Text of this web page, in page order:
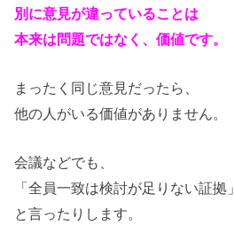
別に意見が違っていることは
本来は問題ではなく、価値です。
まったく同じ意見だったら、
他の人がいる価値がありません。
会議などでも、
「全員一致は検討が足りない証拠」
と言ったりします。